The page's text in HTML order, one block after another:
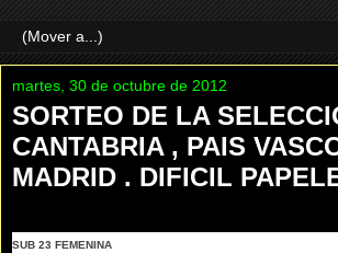
martes, 30 de octubre de 2012
SORTEO DE LA
CANTABRIA , PAIS
MADRID . DIFICIL
SUB 23 FEMENINA